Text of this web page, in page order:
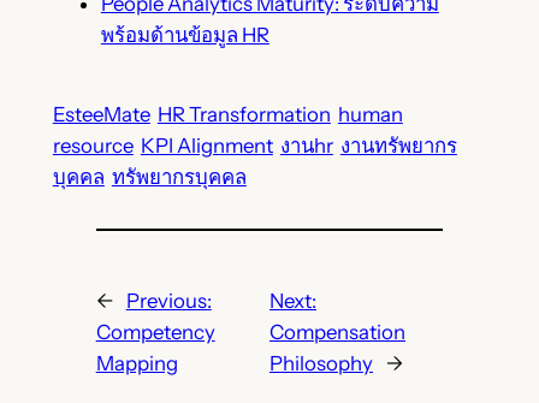
พร้อมด้านข้อมูล HR
EsteeMate HR Transformation human
resource KPI Alignment งานhr งานทรัพยากร
บุคคล ทรัพยากรบุคคล
←
Previous:
Competency
Mapping
Next:
Compensation
Philosophy →